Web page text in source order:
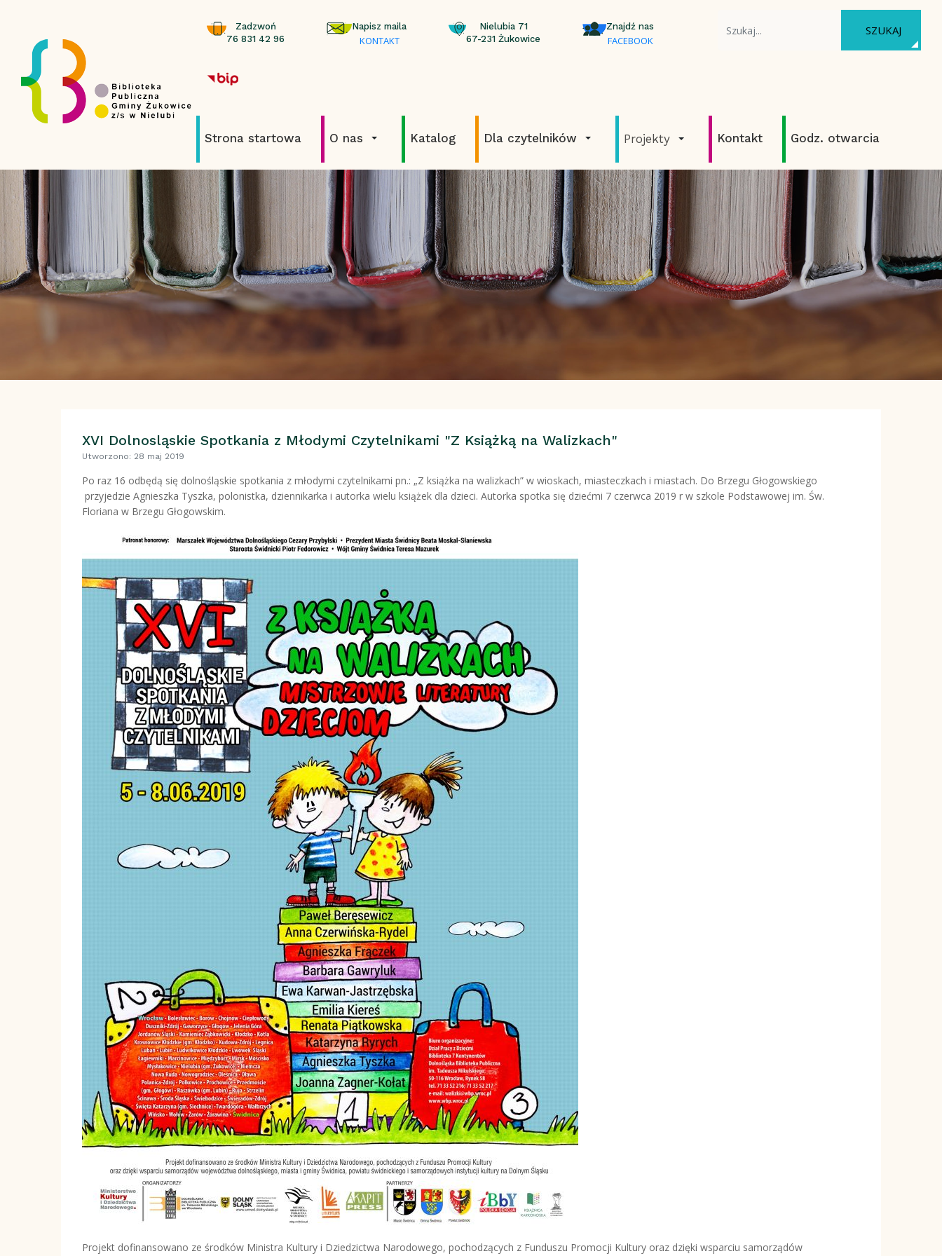
Zadzwoń
76 831 42 96
Napisz maila
KONTAKT
Nielubia 71
67-231 Żukowice
Znajdź nas
FACEBOOK
SZUKAJ
Strona startowa O nas Katalog Dla czytelników Projekty Kontakt Godz. otwarcia
XVI Dolnosląskie Spotkania z Młodymi Czytelnikami "Z Książką na Walizkach"
Utworzono: 28 maj 2019
Po raz 16 odbędą się dolnośląskie spotkania z młodymi czytelnikami pn.: „Z książka na walizkach” w wioskach, miasteczkach i miastach. Do Brzegu Głogowskiego
przyjedzie Agnieszka Tyszka, polonistka, dziennikarka i autorka wielu książek dla dzieci. Autorka spotka się dziećmi 7 czerwca 2019 r w szkole Podstawowej im. Św.
Floriana w Brzegu Głogowskim.
Projekt dofinansowano ze środków Ministra Kultury i Dziedzictwa Narodowego, pochodzących z Funduszu Promocji Kultury oraz dzięki wsparciu samorządów